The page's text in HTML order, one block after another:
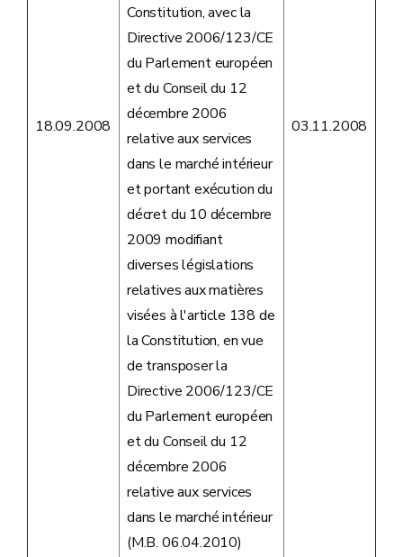
18.09.2008
Constitution, avec la
Directive 2006/123/CE
du Parlement européen
et du Conseil du 12
décembre 2006
relative aux services
dans le marché intérieur
et portant exécution du
décret du 10 décembre
2009 modifiant
diverses législations
relatives aux matières
visées à l'article 138 de
la Constitution, en vue
de transposer la
Directive 2006/123/CE
du Parlement européen
et du Conseil du 12
décembre 2006
relative aux services
dans le marché intérieur
(M.B. 06.04.2010)
03.11.2008